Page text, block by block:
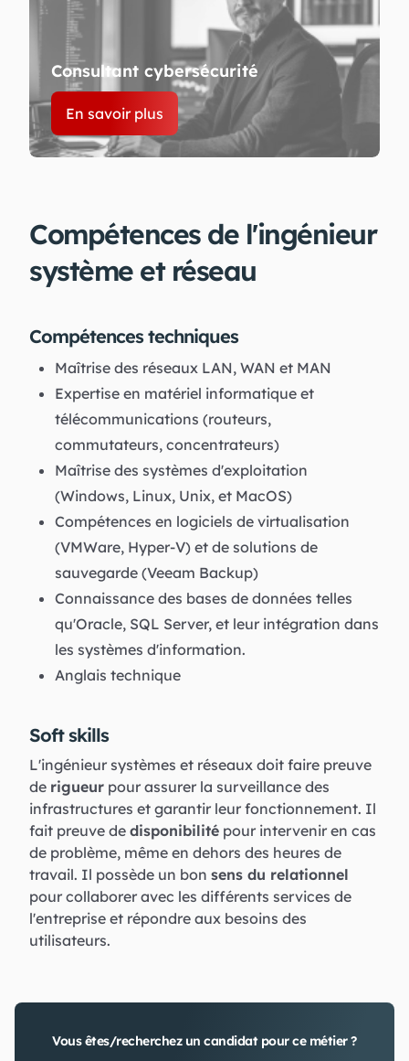
Consultant cybersécurité
En savoir plus
Compétences de l'ingénieur
système et réseau
Compétences techniques
Maîtrise des réseaux LAN, WAN et MAN
Expertise en matériel informatique et
télécommunications (routeurs,
commutateurs, concentrateurs)
Maîtrise des systèmes d'exploitation
(Windows, Linux, Unix, et MacOS)
Compétences en logiciels de virtualisation
(VMWare, Hyper-V) et de solutions de
sauvegarde (Veeam Backup)
Connaissance des bases de données telles
qu'Oracle, SQL Server, et leur intégration dans
les systèmes d'information.
Anglais technique
Soft skills
L'ingénieur systèmes et réseaux doit faire preuve
de rigueur pour assurer la surveillance des
infrastructures et garantir leur fonctionnement. Il
fait preuve de disponibilité pour intervenir en cas
de problème, même en dehors des heures de
travail. Il possède un bon sens du relationnel
pour collaborer avec les différents services de
l'entreprise et répondre aux besoins des
utilisateurs.
Vous êtes/recherchez un candidat pour ce métier ?